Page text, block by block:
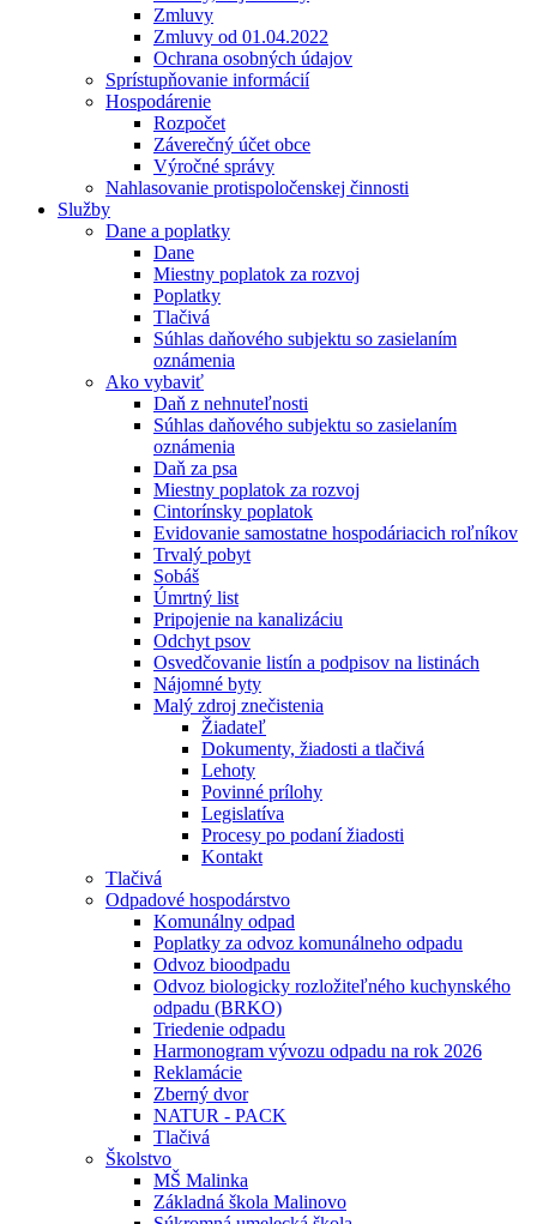
Zmluvy
Zmluvy od 01.04.2022
Ochrana osobných údajov
Sprístupňovanie informácií
Hospodárenie
Rozpočet
Záverečný účet obce
Výročné správy
Nahlasovanie protispoločenskej činnosti
Služby
Dane a poplatky
Dane
Miestny poplatok za rozvoj
Poplatky
Tlačivá
Súhlas daňového subjektu so zasielaním
oznámenia
Ako vybaviť
Daň z nehnuteľnosti
Súhlas daňového subjektu so zasielaním
oznámenia
Daň za psa
Miestny poplatok za rozvoj
Cintorínsky poplatok
Evidovanie samostatne hospodáriacich roľníkov
Trvalý pobyt
Sobáš
Úmrtný list
Pripojenie na kanalizáciu
Odchyt psov
Osvedčovanie listín a podpisov na listinách
Nájomné byty
Malý zdroj znečistenia
Žiadateľ
Dokumenty, žiadosti a tlačivá
Lehoty
Povinné prílohy
Legislatíva
Procesy po podaní žiadosti
Kontakt
Tlačivá
Odpadové hospodárstvo
Komunálny odpad
Poplatky za odvoz komunálneho odpadu
Odvoz bioodpadu
Odvoz biologicky rozložiteľného kuchynského
odpadu (BRKO)
Triedenie odpadu
Harmonogram vývozu odpadu na rok 2026
Reklamácie
Zberný dvor
NATUR - PACK
Tlačivá
Školstvo
MŠ Malinka
Základná škola Malinovo